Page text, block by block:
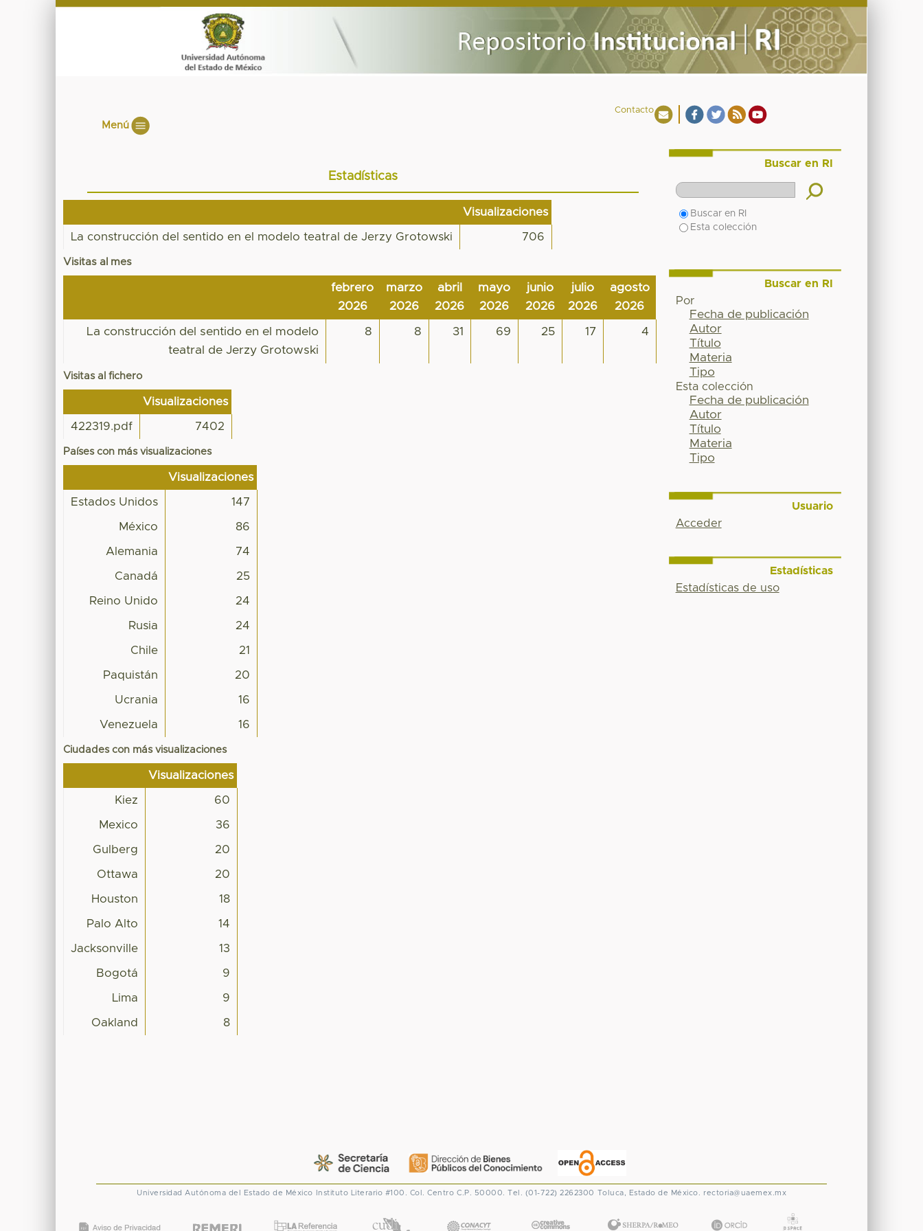
Contacto
Menú
Estadísticas
Visualizaciones
La construcción del sentido en el modelo teatral de Jerzy Grotowski 706
Visitas al mes
febrero
2026
marzo
2026
abril
2026
mayo
2026
junio
2026
julio
2026
agosto
2026
La construcción del sentido en el modelo
teatral de Jerzy Grotowski
8 8 31 69 25 17 4
Visitas al fichero
Visualizaciones
422319.pdf 7402
Países con más visualizaciones
Visualizaciones
Estados Unidos 147
México 86
Alemania 74
Canadá 25
Reino Unido 24
Rusia 24
Chile 21
Paquistán 20
Ucrania 16
Venezuela 16
Ciudades con más visualizaciones
Visualizaciones
Kiez 60
Mexico 36
Gulberg 20
Ottawa 20
Houston 18
Palo Alto 14
Jacksonville 13
Bogotá 9
Lima 9
Oakland 8
Buscar en RI
Buscar en RI
Esta colección
Buscar en RI
Por
Fecha de publicación
Autor
Título
Materia
Tipo
Esta colección
Fecha de publicación
Autor
Título
Materia
Tipo
Usuario
Acceder
Estadísticas
Estadísticas de uso
Universidad Autónoma del Estado de México Instituto Literario #100. Col. Centro C.P. 50000. Tel. (01-722) 2262300 Toluca, Estado de México. rectoria@uaemex.mx